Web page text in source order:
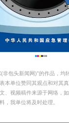
包头新闻网)”的作品，均
本单位赞同其观点和对其真
、视频稿件来源于网络，
，我单位将及时处理。